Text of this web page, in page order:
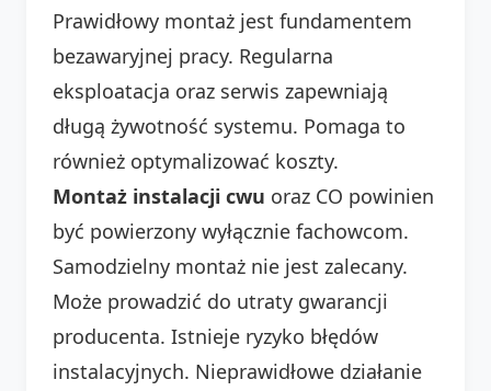
Prawidłowy montaż jest fundamentem
bezawaryjnej pracy. Regularna
eksploatacja oraz serwis zapewniają
długą żywotność systemu. Pomaga to
również optymalizować koszty.
Montaż instalacji cwu oraz CO powinien
być powierzony wyłącznie fachowcom.
Samodzielny montaż nie jest zalecany.
Może prowadzić do utraty gwarancji
producenta. Istnieje ryzyko błędów
instalacyjnych. Nieprawidłowe działanie